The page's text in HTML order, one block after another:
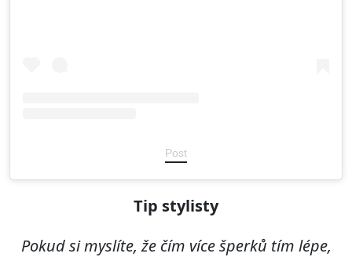
Post
Tip stylisty
Pokud si myslíte, že čím více šperků tím lépe,